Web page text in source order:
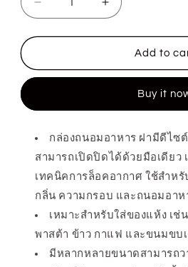
Decrease
quantity
for
ถนอม
ตก
ล่อง
ข้าวสาร
4
ชิ้น
(ไม่มี
กล่อง)
Increase
quantity
for
ถนอม
อาหาร
ตก
ล่อง
ข้าวสาร
4
ชิ้น
(ไม่มี
กล่อง)
Add to
Buy it
กล่องถนอมอาหาร ฝามีดีไซ
สามารถเปิดปิดได้ด้วยมือเดียว
เทคนิคการล็อคอากาศ ใช้สำหรั
กลิ่น ความกรอบ และถนอมอา
เหมาะสำหรับใส่ของแห้ง เช่
พาสต้า ข้าว กาแฟ และขนมขบ
มีหลากหลายขนาดสามารถว